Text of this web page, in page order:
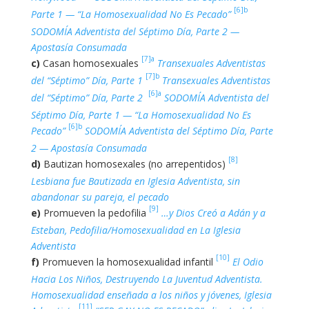
Parte 1 — “La Homosexualidad No Es Pecado” [6]b
SODOMÍA Adventista del Séptimo Día, Parte 2 —
Apostasía Consumada
c) Casan homosexuales [7]a Transexuales Adventistas
del “Séptimo” Día, Parte 1 [7]b Transexuales Adventistas
del “Séptimo” Día, Parte 2
[6]a SODOMÍA Adventista del
Séptimo Día, Parte 1 — “La Homosexualidad No Es
Pecado” [6]b SODOMÍA Adventista del Séptimo Día, Parte
2 — Apostasía Consumada
d) Bautizan homosexales (no arrepentidos) [8]
Lesbiana fue Bautizada en Iglesia Adventista, sin
abandonar su pareja, el pecado
e) Promueven la pedofilia [9] …y Dios Creó a Adán y a
Esteban, Pedofilia/Homosexualidad en La Iglesia
Adventista
f) Promueven la homosexualidad infantil [10] El Odio
Hacia Los Niños, Destruyendo La Juventud Adventista.
Homosexualidad enseñada a los niños y jóvenes, Iglesia
[11]